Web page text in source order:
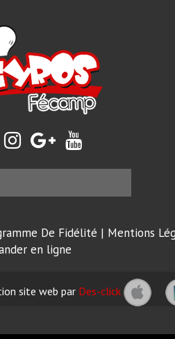
De Fidélité | Mentions
en ligne
site web par Des-click